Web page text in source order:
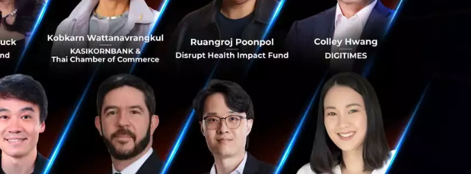
กิดขึ้นแทบทุกวัน นั่นอาจไม่ใช่แค่ความเหนื่อยล้า
ะหมดไฟ หรือปัญหาสุขภาพจิตอื่น ๆ ที่ควรได้รับ
สิทธิภาพ
มารถลดภาระให้สมองได้ง่าย ๆ ด้วยการตัดเรื่อง